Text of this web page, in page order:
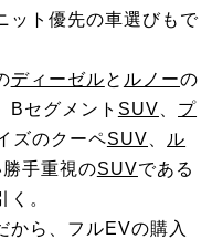
ット優先の車選びもで
ディーゼルと ルノーの
Bセグメント SUV
プ
ズのクーペSUV
ル
手重視のSUVである
。
から、フルEVの購入